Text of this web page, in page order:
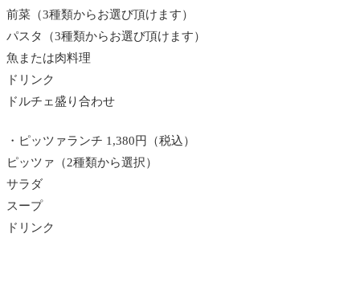
前菜（3種類からお選び頂けます）
パスタ（3種類からお選び頂けます）
魚または肉料理
ドリンク
ドルチェ盛り合わせ
・ピッツァランチ 1,380円（税込）
ピッツァ（2種類から選択）
サラダ
スープ
ドリンク